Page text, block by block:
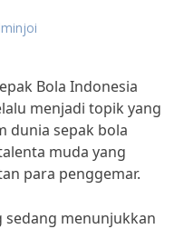
Bola Indonesia
menjadi topik yang
dunia sepak bola
muda yang
para penggemar.
sedang menunjukkan